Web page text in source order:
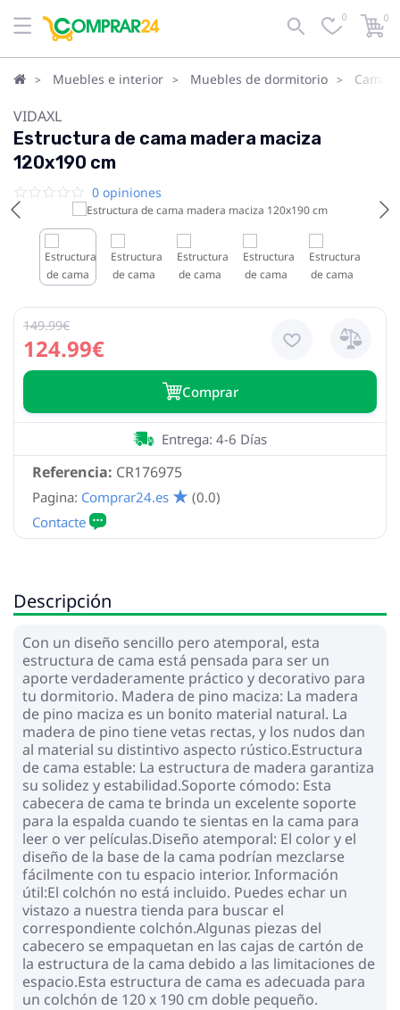
0 0
Muebles e interior Muebles de dormitorio Camas
VIDAXL
Estructura de cama madera maciza
120x190 cm
0 opiniones
124.99€
149.99€
Сomprar
Referencia: CR176975
Entrega: 4-6 Días
Pagina: Comprar24.es (0.0)
Descripción
Con un diseño sencillo pero atemporal, esta
estructura de cama está pensada para ser un
aporte verdaderamente práctico y decorativo para
tu dormitorio. Madera de pino maciza: La madera
de pino maciza es un bonito material natural. La
madera de pino tiene vetas rectas, y los nudos dan
al material su distintivo aspecto rústico.Estructura
de cama estable: La estructura de madera garantiza
su solidez y estabilidad.Soporte cómodo: Esta
cabecera de cama te brinda un excelente soporte
para la espalda cuando te sientas en la cama para
leer o ver películas.Diseño atemporal: El color y el
diseño de la base de la cama podrían mezclarse
fácilmente con tu espacio interior. Información
útil:El colchón no está incluido. Puedes echar un
vistazo a nuestra tienda para buscar el
correspondiente colchón.Algunas piezas del
cabecero se empaquetan en las cajas de cartón de
la estructura de la cama debido a las limitaciones de
espacio.Esta estructura de cama es adecuada para
un colchón de 120 x 190 cm doble pequeño.